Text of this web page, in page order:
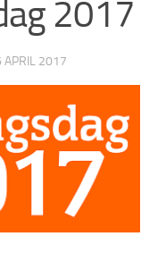
2017
APRIL 2017